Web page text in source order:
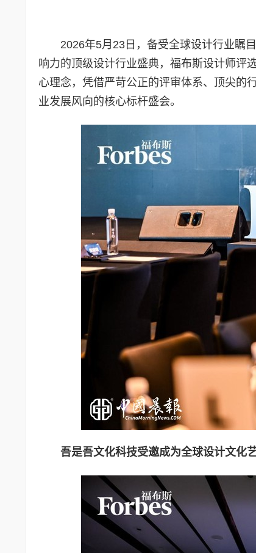
2026年5月23日，备受全球设计行业瞩
响力的顶级设计行业盛典，福布斯设计师评
心理念，凭借严苛公正的评审体系、顶尖的
业发展风向的核心标杆盛会。
吾是吾文化科技受邀成为全球设计文化